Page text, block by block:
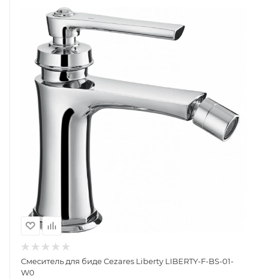
Смеситель для биде Cezares Liberty LIBERTY-F-BS-01-
W0